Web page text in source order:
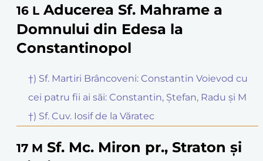
16 L Aducerea Sf. Mahrame a
Domnului din Edesa la
Constantinopol
†) Sf. Martiri Brâncoveni: Constantin Voievod cu
cei patru fii ai săi: Constantin, Ștefan, Radu și M
†) Sf. Cuv. Iosif de la Văratec
17 M Sf. Mc. Miron pr., Straton și